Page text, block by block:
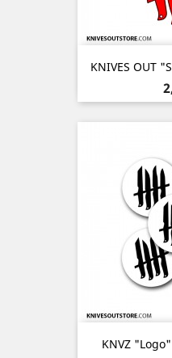
KNIVES OUT
KNVZ